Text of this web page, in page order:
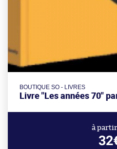
BOUTIQUE SO - LIVRES
Livre "Les années 70"
à